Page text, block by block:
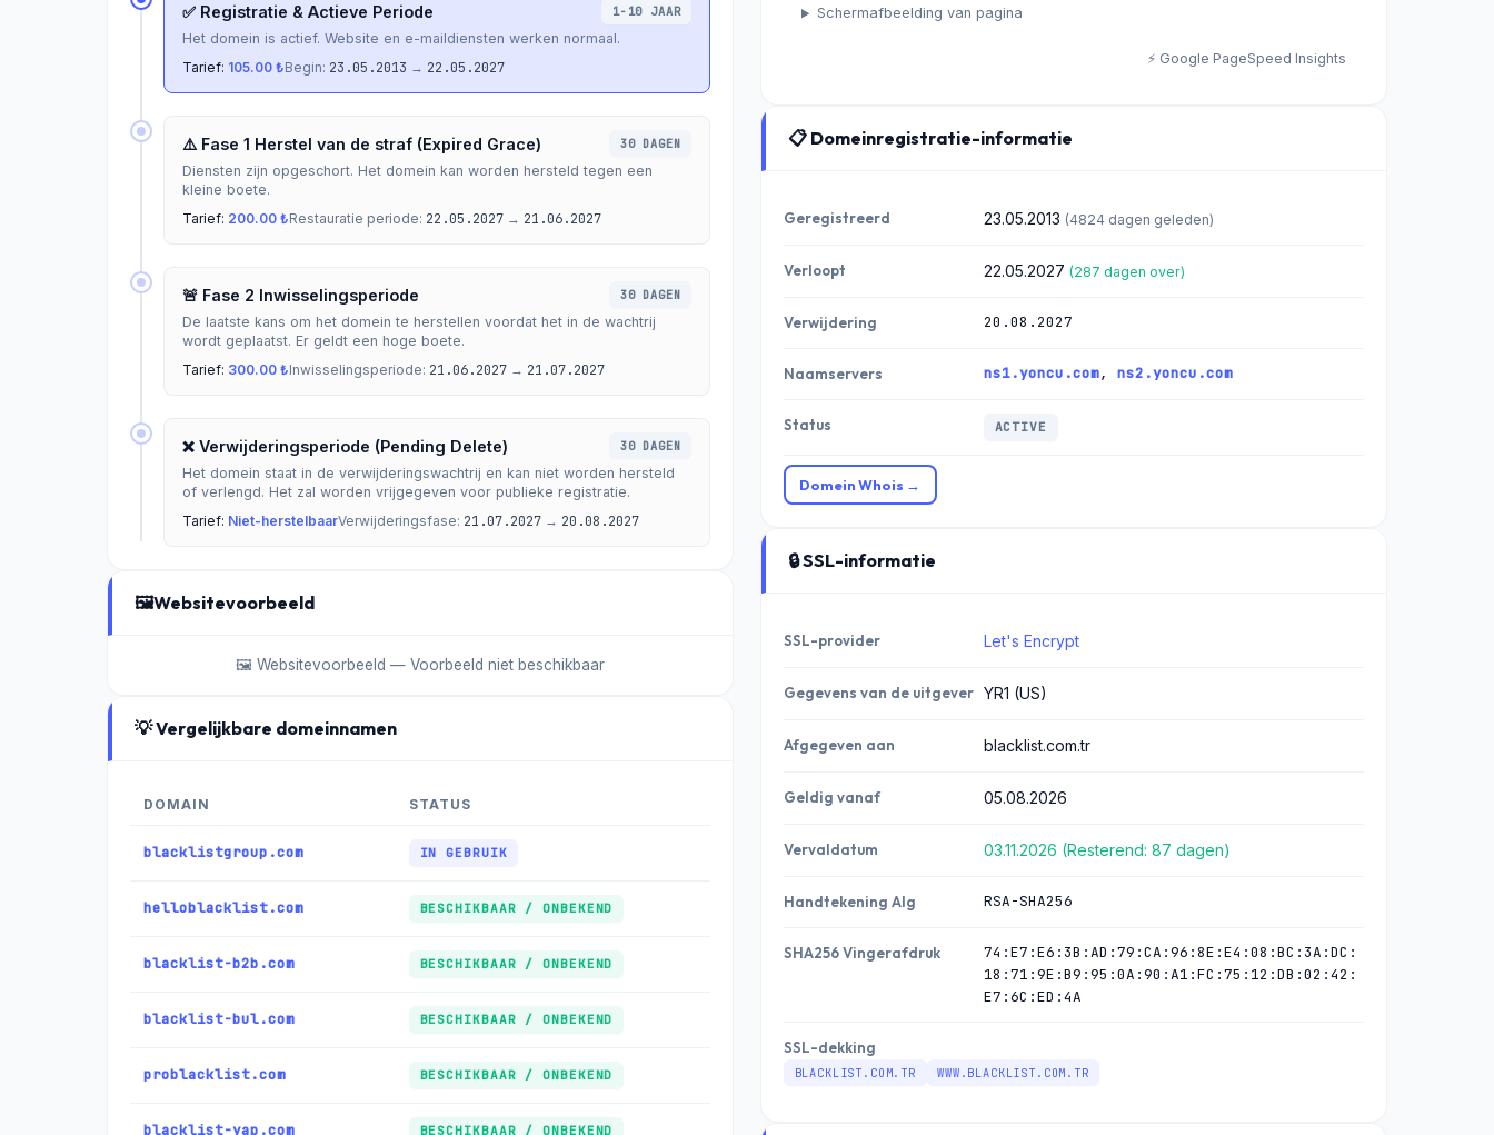
✅ Registratie & Actieve Periode 1-10 JAAR
Het domein is actief. Website en e-maildiensten werken normaal.
Tarief: 105.00 ₺Begin: 23.05.2013 → 22.05.2027
⚠️ Fase 1 Herstel van de straf (Expired Grace) 30 DAGEN
Diensten zijn opgeschort. Het domein kan worden hersteld tegen een
kleine boete.
Tarief: 200.00 ₺Restauratie periode: 22.05.2027 → 21.06.2027
🚨 Fase 2 Inwisselingsperiode 30 DAGEN
De laatste kans om het domein te herstellen voordat het in de wachtrij
wordt geplaatst. Er geldt een hoge boete.
Tarief: 300.00 ₺Inwisselingsperiode: 21.06.2027 → 21.07.2027
❌ Verwijderingsperiode (Pending Delete) 30 DAGEN
Het domein staat in de verwijderingswachtrij en kan niet worden hersteld
of verlengd. Het zal worden vrijgegeven voor publieke registratie.
Tarief: Niet-herstelbaarVerwijderingsfase: 21.07.2027 → 20.08.2027
🖼️Websitevoorbeeld
🖼️ Websitevoorbeeld — Voorbeeld niet beschikbaar
💡 Vergelijkbare domeinnamen
DOMAIN STATUS
blacklistgroup.com IN GEBRUIK
helloblacklist.com BESCHIKBAAR / ONBEKEND
blacklist-b2b.com BESCHIKBAAR / ONBEKEND
blacklist-bul.com BESCHIKBAAR / ONBEKEND
problacklist.com BESCHIKBAAR / ONBEKEND
blacklist-yap.com BESCHIKBAAR / ONBEKEND
Schermafbeelding van pagina
⚡ Google PageSpeed Insights
📋 Domeinregistratie-informatie
Geregistreerd 23.05.2013 (4824 dagen geleden)
Verloopt 22.05.2027 (287 dagen over)
Verwijdering 20.08.2027
Naamservers ns1.yoncu.com, ns2.yoncu.com
Status ACTIVE
Domein Whois →
🔒 SSL-informatie
SSL-provider Let's Encrypt
Gegevens van de uitgever YR1 (US)
Afgegeven aan blacklist.com.tr
Geldig vanaf 05.08.2026
Vervaldatum 03.11.2026 (Resterend: 87 dagen)
Handtekening Alg RSA-SHA256
SHA256 Vingerafdruk
74:E7:E6:3B:AD:79:CA:96:8E:E4:08:BC:3A:DC:
18:71:9E:B9:95:0A:90:A1:FC:75:12:DB:02:42:
E7:6C:ED:4A
SSL-dekking
BLACKLIST.COM.TR WWW.BLACKLIST.COM.TR